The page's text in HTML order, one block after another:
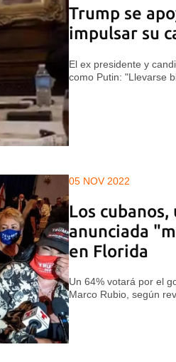
Trump se
impulsar su
El ex presidente y
como Putin: "Llevarse
05 NOV 2022
Los
anunciada
en Florida
Un 64% votará por el
Marco Rubio, según